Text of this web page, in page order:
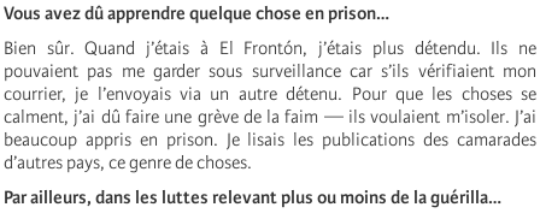
Vous avez dû apprendre quelque chose en prison…
Bien sûr. Quand j’étais à El Frontón, j’étais plus détendu. Ils ne
pouvaient pas me garder sous surveillance car s’ils vérifiaient mon
courrier, je l’envoyais via un autre détenu. Pour que les choses se
calment, j’ai dû faire une grève de la faim — ils voulaient m’isoler. J’ai
beaucoup appris en prison. Je lisais les publications des camarades
d’autres pays, ce genre de choses.
Par ailleurs, dans les luttes relevant plus ou moins de la guérilla…